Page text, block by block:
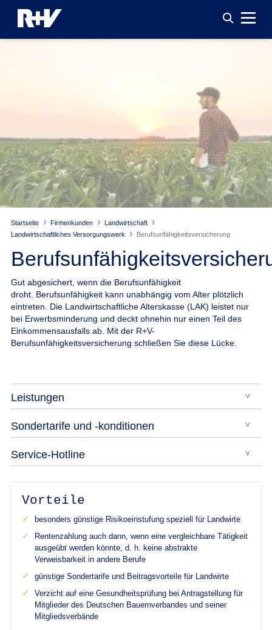
Startseite Firmenkunden
Landwirtschaft
Landwirtschaftliches Versorgungswerk
Berufsunfähigkeitsversicherung
Gut abgesichert, wenn die Berufsunfähigkeit
droht. Berufsunfähigkeit kann unabhängig vom Alter plötzlich
eintreten. Die Landwirtschaftliche Alterskasse (LAK) leistet nur
bei Erwerbsminderung und deckt ohnehin nur einen Teil des
Einkommensausfalls ab. Mit der R+V-
Berufsunfähigkeitsversicherung schließen Sie diese Lücke.
Leistungen
Sondertarife und -konditionen
Service-Hotline
Vorteile
besonders günstige Risikoeinstufung speziell für Landwirte
Rentenzahlung auch dann, wenn eine vergleichbare Tätigkeit
ausgeübt werden könnte, d. h. keine abstrakte
Verweisbarkeit in andere Berufe
günstige Sondertarife und Beitragsvorteile für Landwirte
Verzicht auf eine Gesundheitsprüfung bei Antragstellung für
Mitglieder des Deutschen Bauernverbandes und seiner
Mitgliedsverbände